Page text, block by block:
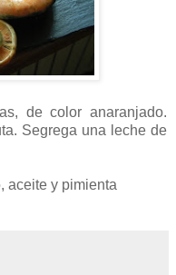
de color anaranjado.
Segrega una leche de
aceite y pimienta